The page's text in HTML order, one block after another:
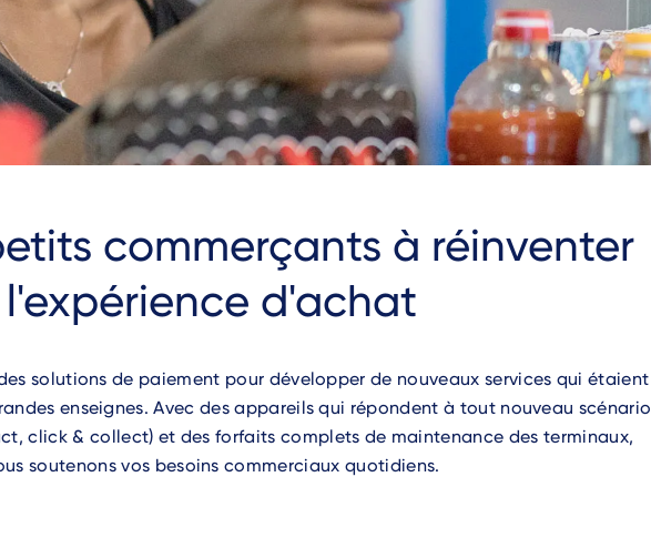
commerçants à réinventer
l'expérience d'achat
solutions de paiement pour développer de nouveaux services qui étaient
enseignes. Avec des appareils qui répondent à tout nouveau scénario
click & collect) et des forfaits complets de maintenance des terminaux,
soutenons vos besoins commerciaux quotidiens.